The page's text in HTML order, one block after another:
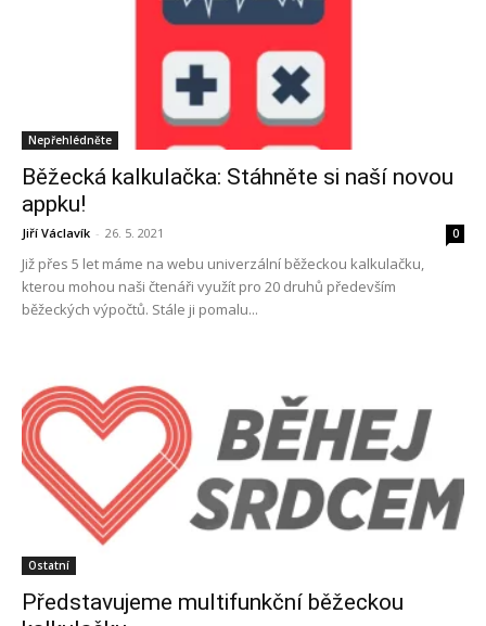
Nepřehlédněte
Běžecká kalkulačka: Stáhněte si naší novou
appku!
Jiří Václavík - 26. 5. 2021 0
Již přes 5 let máme na webu univerzální běžeckou kalkulačku,
kterou mohou naši čtenáři využít pro 20 druhů především
běžeckých výpočtů. Stále ji pomalu...
Ostatní
Představujeme multifunkční běžeckou